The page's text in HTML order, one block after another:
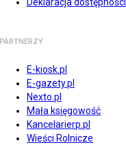
PARTNERZY
E-kiosk.pl
E-gazety.pl
Nexto.pl
Mała księgowość
Kancelarierp.pl
Wieści Rolnicze